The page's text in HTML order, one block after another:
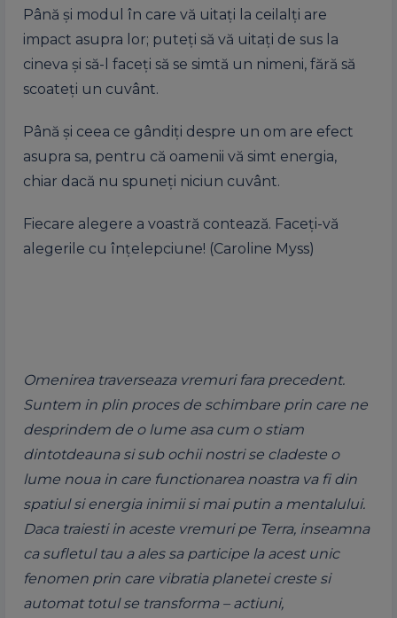
Până și modul în care vă uitați la ceilalți are
impact asupra lor; puteți să vă uitați de sus la
cineva și să-l faceți să se simtă un nimeni, fără să
scoateți un cuvânt.
Până și ceea ce gândiți despre un om are efect
asupra sa, pentru că oamenii vă simt energia,
chiar dacă nu spuneți niciun cuvânt.
Fiecare alegere a voastră contează. Faceți-vă
alegerile cu înțelepciune! (Caroline Myss)
Omenirea traverseaza vremuri fara precedent.
Suntem in plin proces de schimbare prin care ne
desprindem de o lume asa cum o stiam
dintotdeauna si sub ochii nostri se cladeste o
lume noua in care functionarea noastra va fi din
spatiul si energia inimii si mai putin a mentalului.
Daca traiesti in aceste vremuri pe Terra, inseamna
ca sufletul tau a ales sa participe la acest unic
fenomen prin care vibratia planetei creste si
automat totul se transforma – actiuni,